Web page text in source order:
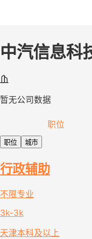
中汽信息科
暂无公司数据
职位
职位 城市
行政辅助
不限专业
3k-3k
天津本科及以上